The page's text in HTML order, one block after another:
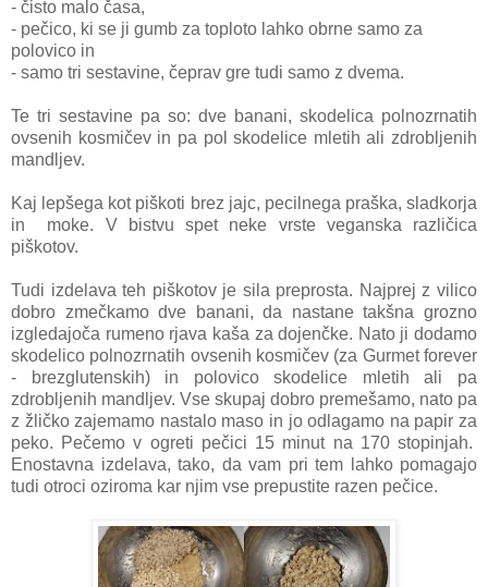
- čisto malo časa,
- pečico, ki se ji gumb za toploto lahko obrne samo za
polovico in
- samo tri sestavine, čeprav gre tudi samo z dvema.
Te tri sestavine pa so: dve banani, skodelica polnozrnatih
ovsenih kosmičev in pa pol skodelice mletih ali zdrobljenih
mandljev.
Kaj lepšega kot piškoti brez jajc, pecilnega praška, sladkorja
in moke. V bistvu spet neke vrste veganska različica
piškotov.
Tudi izdelava teh piškotov je sila preprosta. Najprej z vilico
dobro zmečkamo dve banani, da nastane takšna grozno
izgledajoča rumeno rjava kaša za dojenčke. Nato ji dodamo
skodelico polnozrnatih ovsenih kosmičev (za Gurmet forever
- brezglutenskih) in polovico skodelice mletih ali pa
zdrobljenih mandljev. Vse skupaj dobro premešamo, nato pa
z žličko zajemamo nastalo maso in jo odlagamo na papir za
peko. Pečemo v ogreti pečici 15 minut na 170 stopinjah.
Enostavna izdelava, tako, da vam pri tem lahko pomagajo
tudi otroci oziroma kar njim vse prepustite razen pečice.